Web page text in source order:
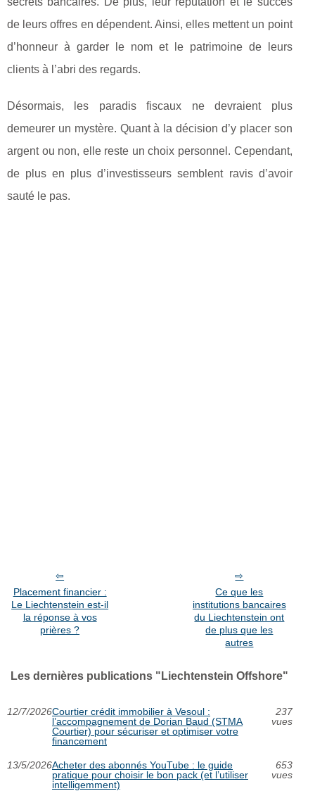
de leurs offres en dépendent. Ainsi, elles mettent un point
d’honneur à garder le nom et le patrimoine de leurs
clients à l’abri des regards.
Désormais, les paradis fiscaux ne devraient plus
demeurer un mystère. Quant à la décision d’y placer son
argent ou non, elle reste un choix personnel. Cependant,
de plus en plus d’investisseurs semblent ravis d’avoir
sauté le pas.
Placement financier :
Le Liechtenstein est-il
la réponse à vos
prières ?
Ce que les
institutions bancaires
du Liechtenstein ont
de plus que les
autres
Les dernières publications "Liechtenstein Offshore"
12/7/2026Courtier crédit immobilier à Vesoul :
l’accompagnement de Dorian Baud (STMA
Courtier) pour sécuriser et optimiser votre
financement
237
vues
13/5/2026Acheter des abonnés YouTube : le guide
pratique pour choisir le bon pack (et l’utiliser
intelligemment)
653
vues